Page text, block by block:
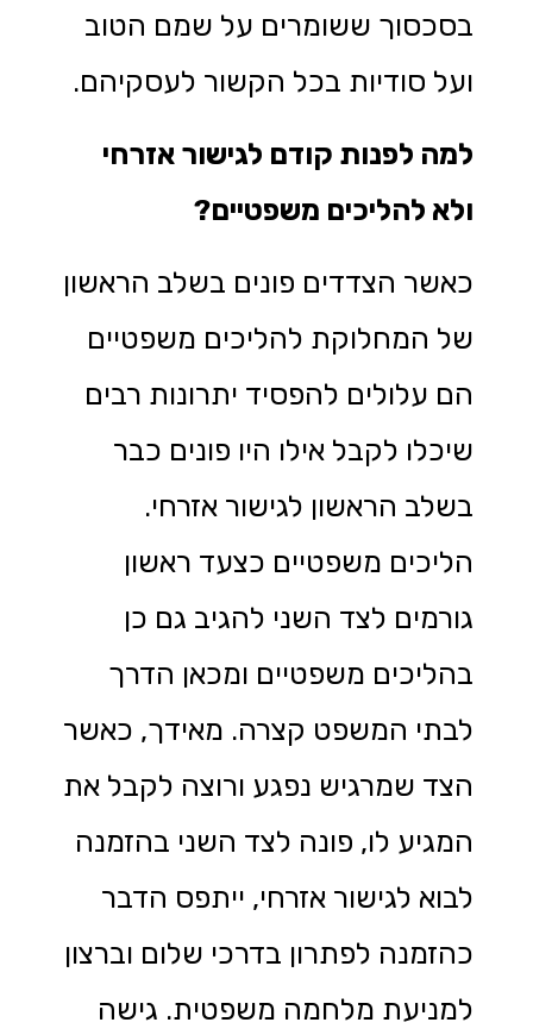
בסכסוך ששומרים על שמם הטוב
ועל סודיות בכל הקשור לעסקיהם.
למה לפנות קודם לגישור אזרחי
ולא להליכים משפטיים?
כאשר הצדדים פונים בשלב הראשון
של המחלוקת להליכים משפטיים
הם עלולים להפסיד יתרונות רבים
שיכלו לקבל אילו היו פונים כבר
בשלב הראשון לגישור אזרחי.
הליכים משפטיים כצעד ראשון
גורמים לצד השני להגיב גם כן
בהליכים משפטיים ומכאן הדרך
לבתי המשפט קצרה. מאידך, כאשר
הצד שמרגיש נפגע ורוצה לקבל את
המגיע לו, פונה לצד השני בהזמנה
לבוא לגישור אזרחי, ייתפס הדבר
כהזמנה לפתרון בדרכי שלום וברצון
למניעת מלחמה משפטית. גישה